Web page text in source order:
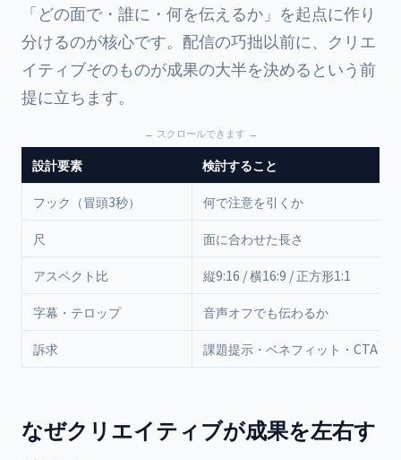
「どの面で・誰に・何を伝えるか」を起点に作り
分けるのが核心です。配信の巧拙以前に、クリエ
イティブそのものが成果の大半を決めるという前
提に立ちます。
設計要素 検討すること
フック（冒頭3秒） 何で注意を引くか
尺 面に合わせた長さ
アスペクト比 縦9:16 / 横16:9 / 正方形1:1
字幕・テロップ 音声オフでも伝わるか
訴求 課題提示・ベネフィット・CTA
なぜクリエイティブが成果を左右す